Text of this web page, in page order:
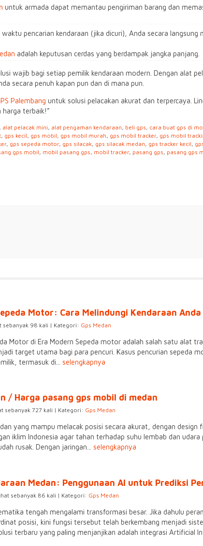
untuk armada dapat memantau pengiriman barang dan
pencarian kendaraan (jika dicuri), Anda secara langsung
adalah keputusan cerdas yang berdampak jangka panjang.
wajib bagi setiap pemilik kendaraan modern. Dengan alat
secara penuh kapan pun dan di mana pun.
Palembang untuk solusi pelacakan akurat dan terpercaya.
harga terbaik!”
, alat pelacak mini, alat pengaman kendaraan, beli gps, cara buat gps di
, gps kecil, gps mobil, gps mobil murah, gps mobil tracker, gps mobil
, gps sepeda motor, gps silacak, gps silacak medan, gps tracker kecil,
gps mobil, mobil pasang gps, mobil tracker, pasang gps, pasang gps
Motor: Cara Melindungi Kendaraan
sebanyak 98 kali | Kategori: Gps Medan
Motor di Era Modern Sepeda motor adalah salah satu alat
target utama bagi para pencuri. Kasus pencurian sepeda
termasuk di... selengkapnya
/ Harga pasang gps mobil di medan
sebanyak 727 kali | Kategori: Gps Medan
yang mampu melacak posisi secara akurat, dengan design
iklim Indonesia agar tahan terhadap suhu lembab dan udara
rusak. Dengan jaringan... selengkapnya
Medan: Penggunaan AI untuk Prediksi
sebanyak 86 kali | Kategori: Gps Medan
tengah mengalami transformasi besar. Jika dahulu
posisi, kini fungsi tersebut telah berkembang menjadi
terbaru yang paling menjanjikan adalah integrasi Artificial